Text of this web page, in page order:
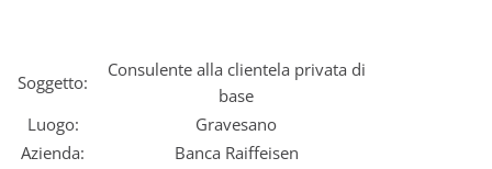
Soggetto:
Consulente alla clientela privata di
base
Luogo:
Gravesano
Azienda:
Banca Raiffeisen